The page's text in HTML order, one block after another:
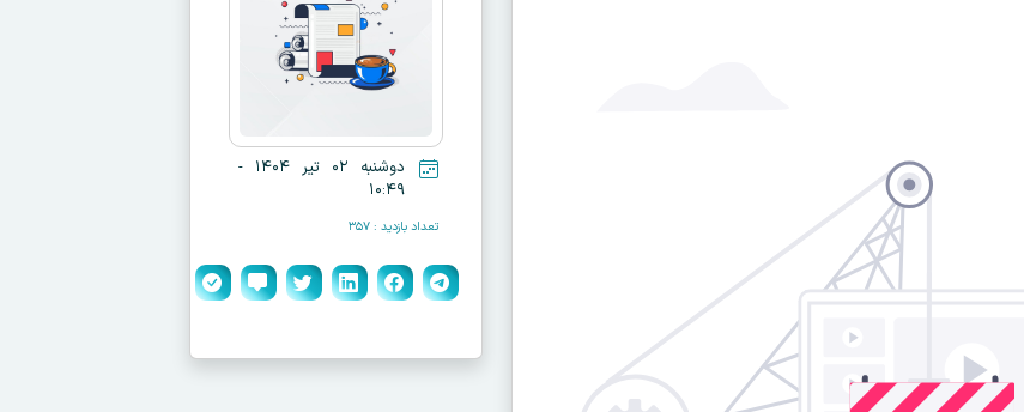
دوشنبه ۰۲ تیر ۱۴۰۴ -
۱۰:۴۹
تعداد بازدید : ۳۵۷